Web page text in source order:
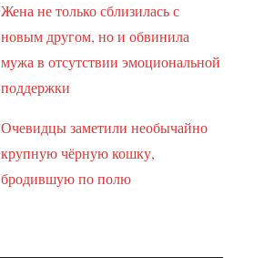
Жена не только сблизилась с
новым другом, но и обвинила
мужа в отсутствии эмоциональной
поддержки
Очевидцы заметили необычайно
крупную чёрную кошку,
бродившую по полю